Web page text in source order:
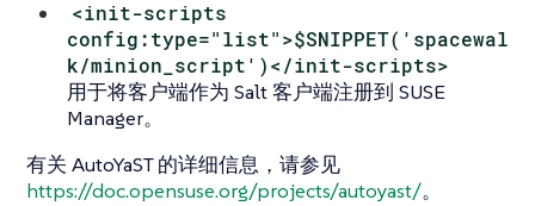
<init-scripts
config:type="list">$SNIPPET('spacewal
k/minion_script')</init-scripts>
用于将客户端作为 Salt 客户端注册到 SUSE
Manager。
有关 AutoYaST 的详细信息，请参见
https://doc.opensuse.org/projects/autoyast/。